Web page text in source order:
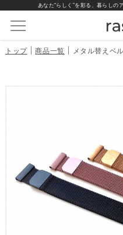
あなた“らしく”を彩る、暮らしの
商品一覧
インテリア雑貨
シリーズから選ぶ
機能から選ぶ
トップ 商品一覧 メタル替えベ